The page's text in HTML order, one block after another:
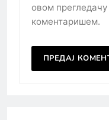
овом
коментаришем.